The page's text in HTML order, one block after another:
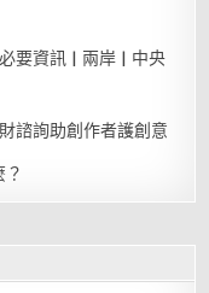
要資訊 | 兩岸 | 中央
諮詢助創作者護創意